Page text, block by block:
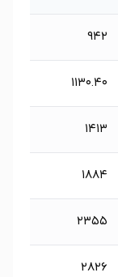
۹۴۲
۱۱۳۰.۴۰
۱۴۱۳
۱۸۸۴
۲۳۵۵
۲۸۲۶